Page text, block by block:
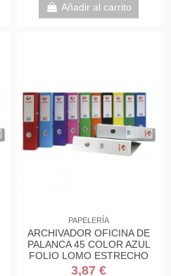
Añadir al carrito
PAPELERÍA
ARCHIVADOR OFICINA DE
PALANCA 45 COLOR AZUL
FOLIO LOMO ESTRECHO
290X350X55 GRAFOPLAS...
3,87 €